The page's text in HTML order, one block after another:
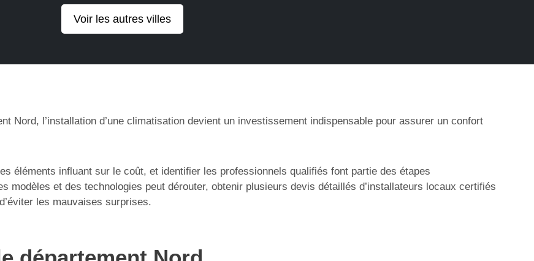
Voir les autres villes
Nord, l’installation d’une climatisation devient un investissement indispensable pour assurer un confort
éléments influant sur le coût, et identifier les professionnels qualifiés font partie des étapes
modèles et des technologies peut dérouter, obtenir plusieurs devis détaillés d’installateurs locaux certifiés
les mauvaises surprises.